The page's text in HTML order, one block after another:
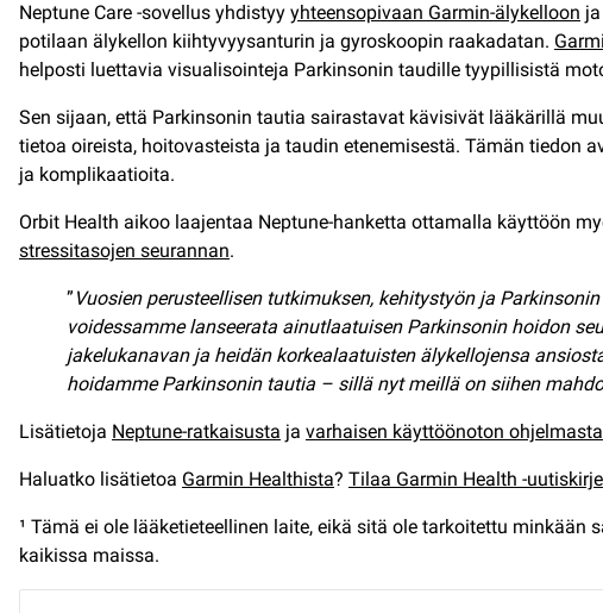
Neptune Care -sovellus yhdistyy yhteensopivaan Garmin-älykelloon
potilaan älykellon kiihtyvyysanturin ja gyroskoopin raakadatan.
helposti luettavia visualisointeja Parkinsonin taudille tyypillisistä
Sen sijaan, että Parkinsonin tautia sairastavat kävisivät lääkärillä
tietoa oireista, hoitovasteista ja taudin etenemisestä. Tämän tiedon
ja komplikaatioita.
Orbit Health aikoo laajentaa Neptune-hanketta ottamalla käyttöön
stressitasojen seurannan.
” Vuosien perusteellisen tutkimuksen, kehitystyön ja
voidessamme lanseerata ainutlaatuisen Parkinsonin hoidon
jakelukanavan ja heidän korkealaatuisten älykellojensa
hoidamme Parkinsonin tautia – sillä nyt meillä on siihen
Lisätietoja Neptune-ratkaisusta ja varhaisen käyttöönoton ohjelmasta
Haluatko lisätietoa Garmin Healthista? Tilaa Garmin Health -uutiskirje
¹ Tämä ei ole lääketieteellinen laite, eikä sitä ole tarkoitettu
kaikissa maissa.